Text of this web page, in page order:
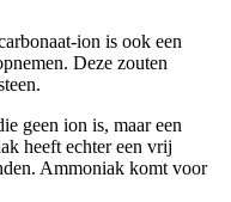
ion is ook een
Deze zouten
geen ion is, maar een
heeft echter een vrij
Ammoniak komt voor